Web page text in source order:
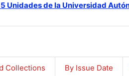
Unidades de la Universidad
Collections By Issue Date